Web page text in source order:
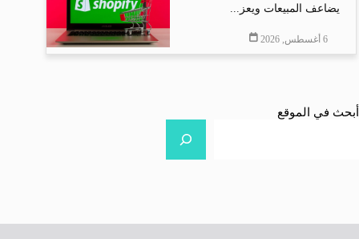
يضاعف المبيعات ويعز...
6 أغسطس, 2026
أبحث في الموقع